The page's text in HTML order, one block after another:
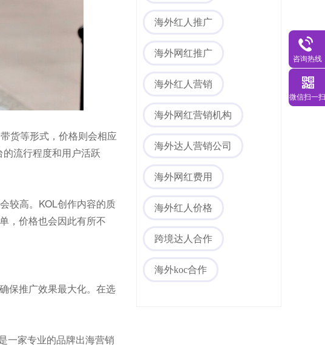
货等形式，价格则会相应
流行程度和用户活跃
较高。KOL创作内容的质
，价格也会因此有所不
保推广效果最大化。在选
一家专业的品牌出海营销
海外红人推广
海外网红推广
海外红人营销
海外网红营销机构
海外达人营销公司
海外网红费用
海外红人价格
跨境达人合作
海外koc合作
咨询热线
微信扫一扫